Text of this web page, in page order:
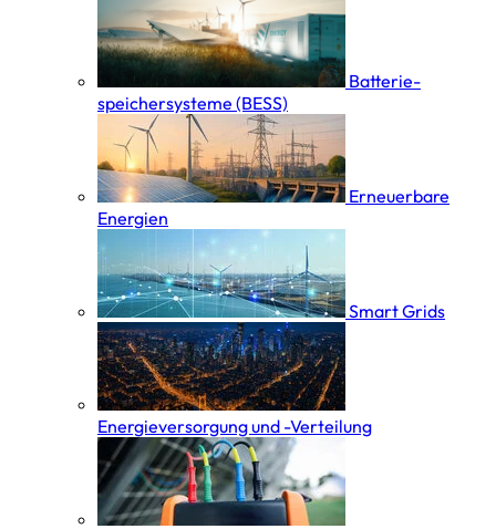
Batterie­
speicher­systeme (BESS)
Erneuerbare
Energien
Smart Grids
Energieversorgung und -Verteilung